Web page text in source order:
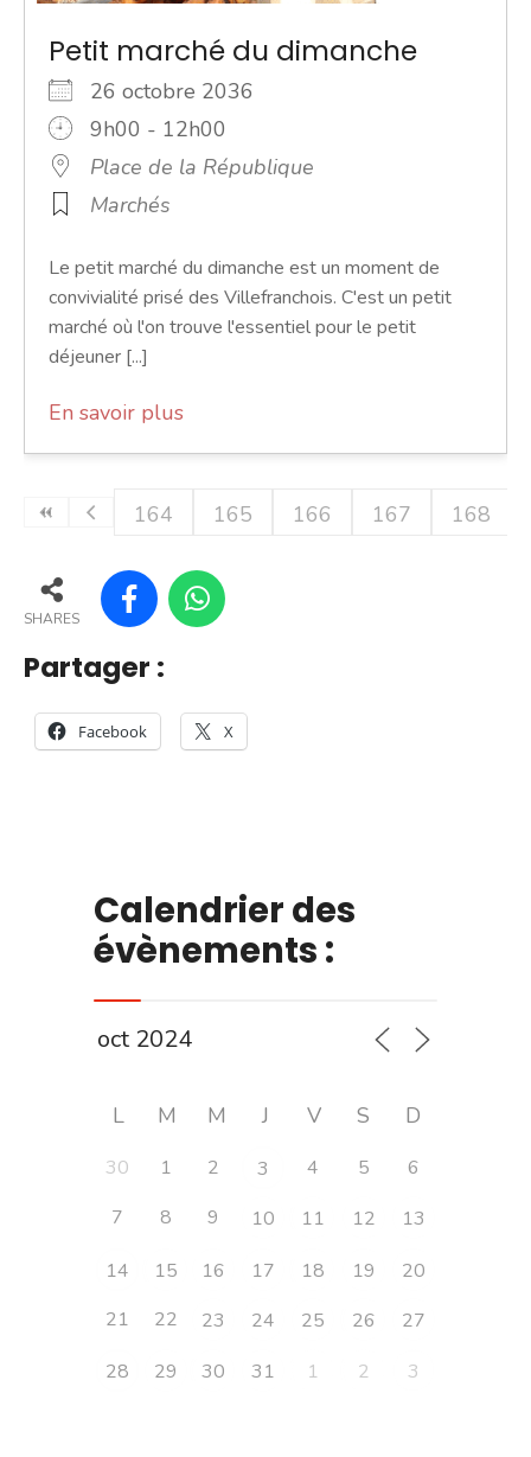
Petit marché du dimanche
26 octobre 2036
9h00 - 12h00
Place de la République
Marchés
Le petit marché du dimanche est un moment de
convivialité prisé des Villefranchois. C'est un petit
marché où l'on trouve l'essentiel pour le petit
déjeuner [...]
En savoir plus
164 165 166 167 168
SHARES
Partager :
Facebook X
Calendrier des
évènements :
L M M J V S D
30 1 2 3 4 5
6
7
8 9 10 11 12
13
14
15 16 17 18 19
20
21
22 23 24 25 26
27
28
29 30 31 1 2 3